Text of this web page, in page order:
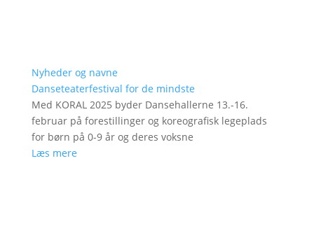
Nyheder og navne
Danseteaterfestival for de mindste
Med KORAL 2025 byder Dansehallerne 13.-16.
februar på forestillinger og koreografisk legeplads
for børn på 0-9 år og deres voksne
Læs mere